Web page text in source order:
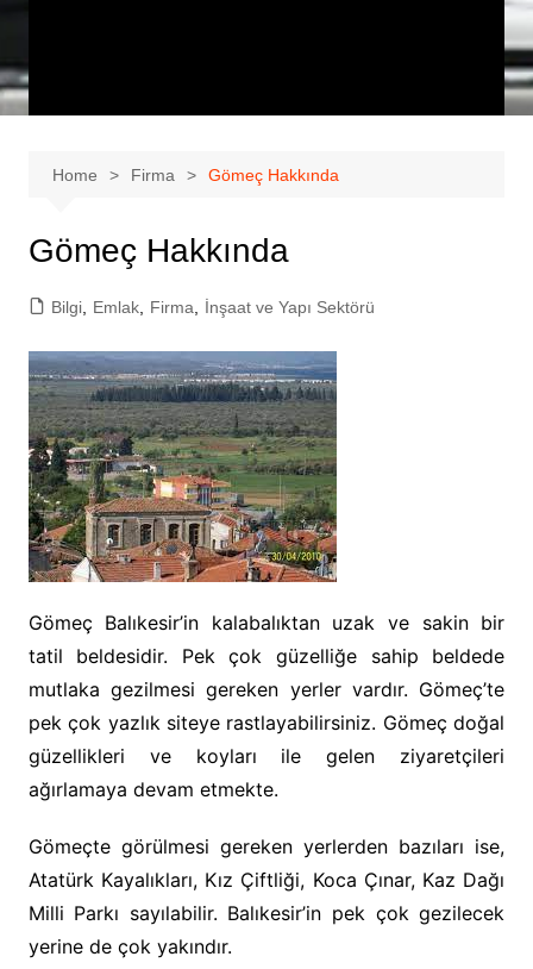
Home Firma Gömeç Hakkında
Gömeç Hakkında
Bilgi, Emlak, Firma İnşaat ve Yapı Sektörü
Gömeç Balıkesir’in kalabalıktan uzak ve sakin bir
tatil beldesidir. Pek çok güzelliğe sahip beldede
mutlaka gezilmesi gereken yerler vardır. Gömeç’te
pek çok yazlık siteye rastlayabilirsiniz. Gömeç doğal
güzellikleri ve koyları ile gelen ziyaretçileri
ağırlamaya devam etmekte.
Gömeçte görülmesi gereken yerlerden bazıları ise,
Atatürk Kayalıkları, Kız Çiftliği, Koca Çınar, Kaz Dağı
Milli Parkı sayılabilir. Balıkesir’in pek çok gezilecek
yerine de çok yakındır.